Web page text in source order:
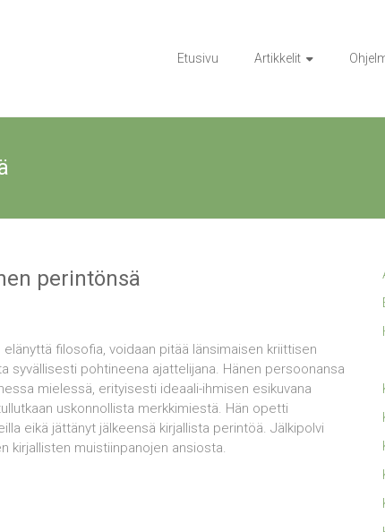
Etusivu Artikkelit
perintönsä
filosofia, voidaan pitää länsimaisen kriittisen
syvällisesti pohtineena ajattelijana. Hänen persoonansa
mielessä, erityisesti ideaali-ihmisen esikuvana
uskonnollista merkkimiestä. Hän opetti
eikä jättänyt jälkeensä kirjallista perintöä. Jälkipolvi
kirjallisten muistiinpanojen ansiosta.